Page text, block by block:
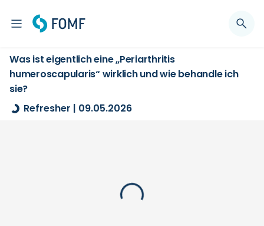
Was ist eigentlich eine „Periarthritis
humeroscapularis“ wirklich und wie behandle ich
sie?
Refresher | 09.05.2026